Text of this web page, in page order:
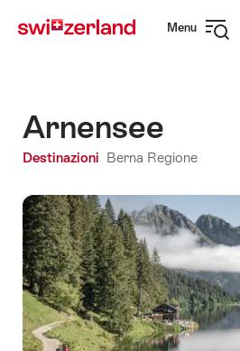
rapida
Menu
Arnensee
Destinazioni Berna Regione